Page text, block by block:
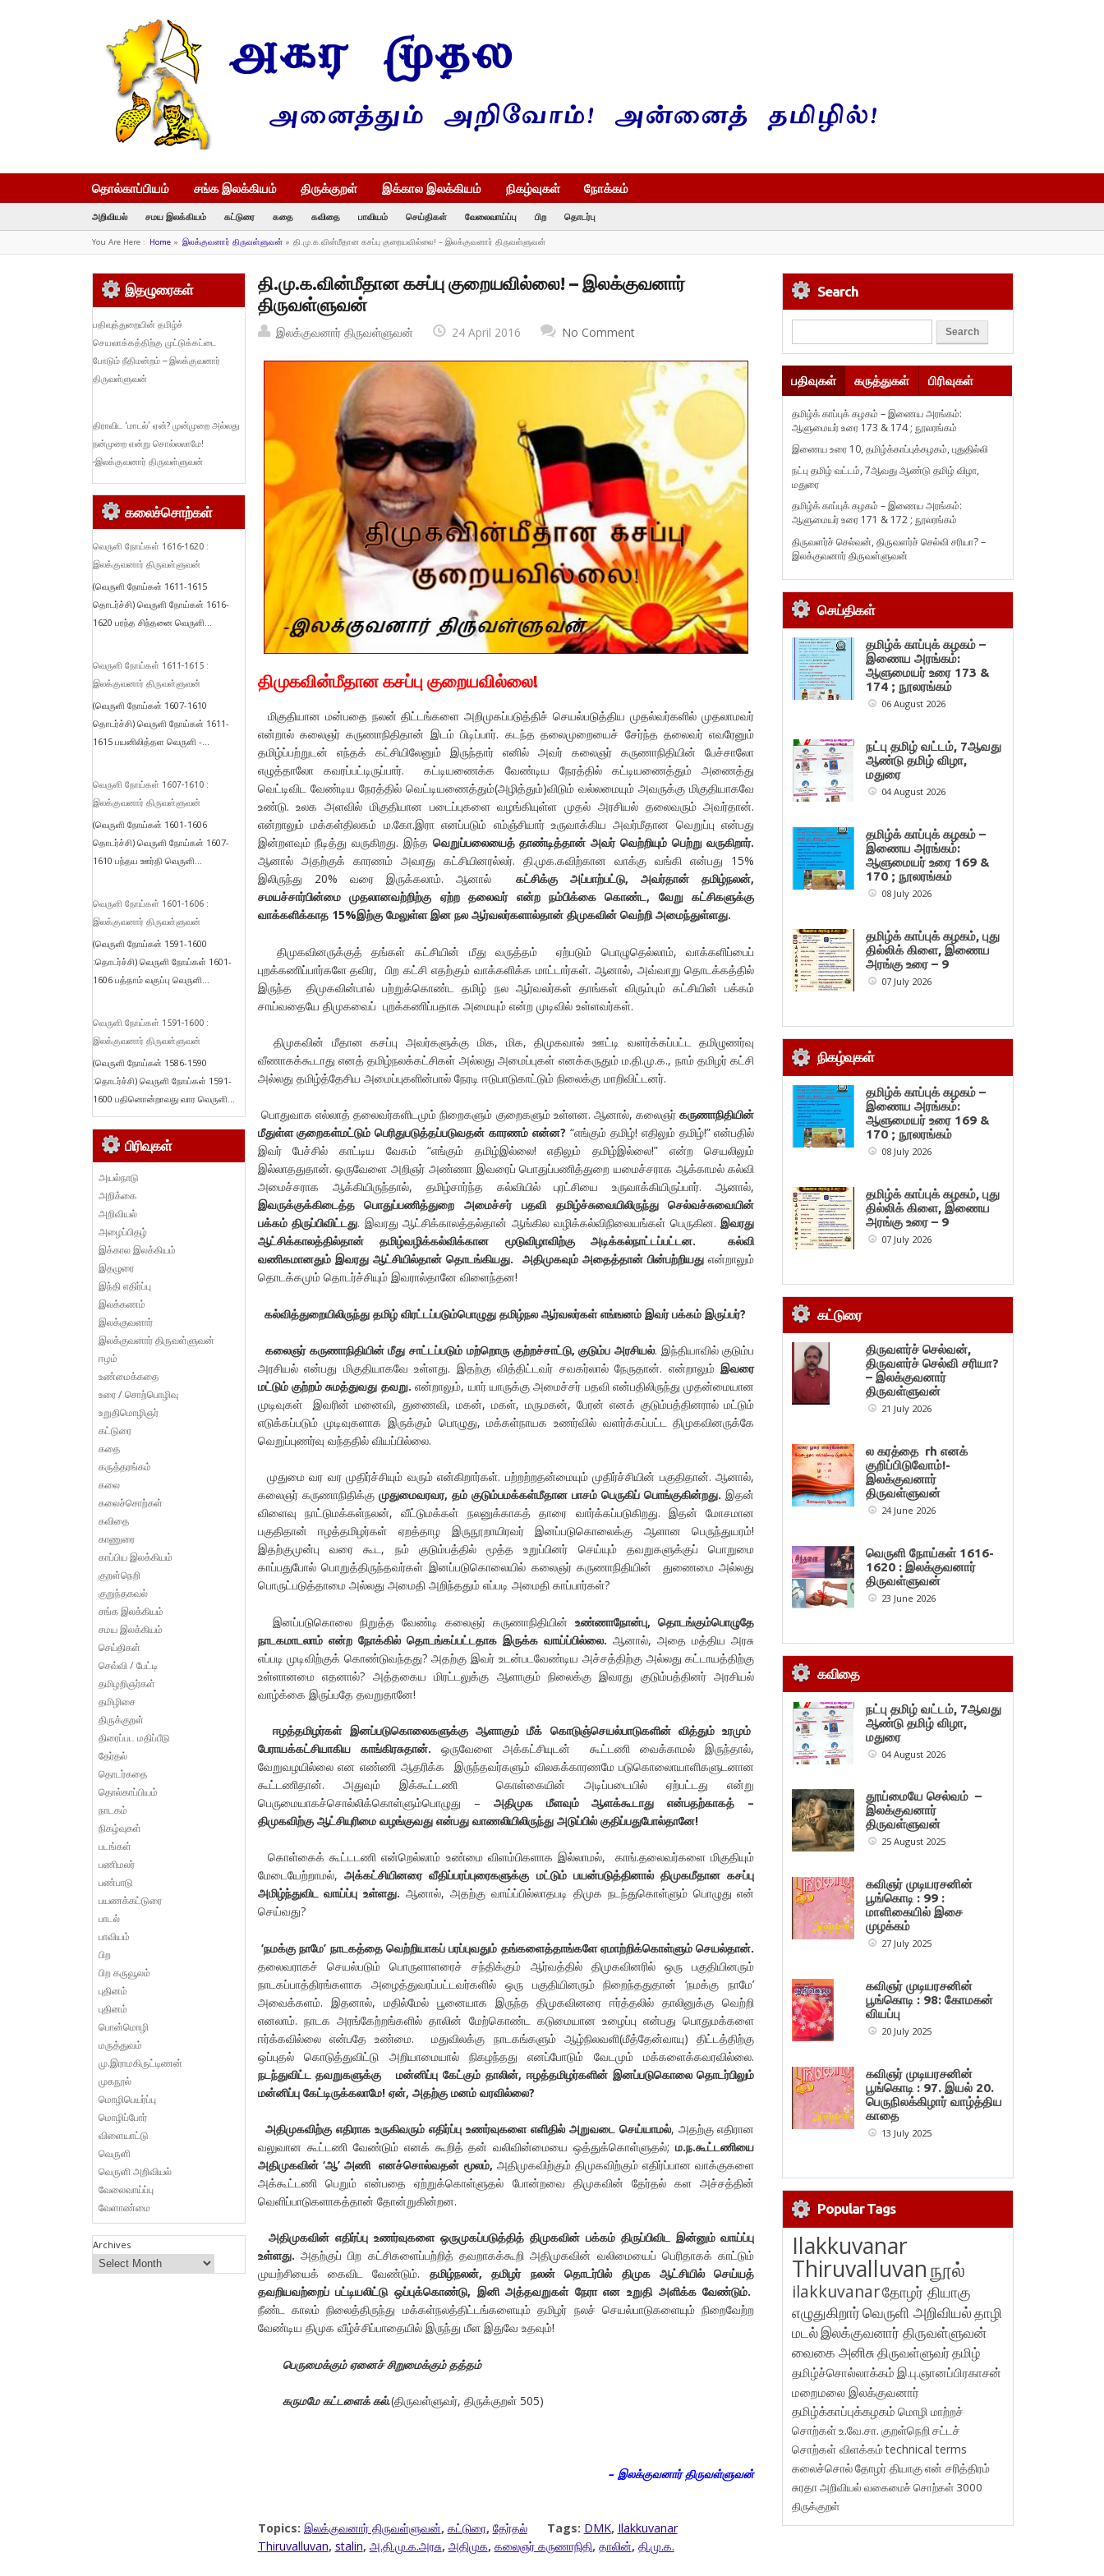
தொல்காப்பியம் சங்க இலக்கியம் திருக்குறள் இக்கால இலக்கியம் நிகழ்வுகள் நோக்கம்
அறிவியல் சமய இலக்கியம் கட்டுரை கதை கவிதை பாவியம் செய்திகள் வேலைவாய்ப்பு பிற தொடர்பு
You Are Here : Home» இலக்குவனார் திருவள்ளுவன்» தி.மு.க.வின்மீதான கசப்பு குறையவில்லை! – இலக்குவனார் திருவள்ளுவன்
தி.மு.க.வின்மீதான கசப்பு குறையவில்லை! – இலக்குவனார்
திருவள்ளுவன்
இலக்குவனார் திருவள்ளுவன் 24 April 2016 No Comment
திமுகவின்மீதான கசப்பு குறையவில்லை!
மிகுதியான மன்பதை நலன் திட்டங்களை அறிமுகப்படுத்திச் செயல்படுத்திய முதல்வர்களில் முதலாமவர்
என்றால் கலைஞர் கருணாநிதிதான் இடம் பிடிப்பார். கடந்த தலைமுறையைச் சேர்ந்த தலைவர் எவரேனும்
தமிழ்ப்பற்றுடன் எந்தக் கட்சியிலேனும் இருந்தார் எனில் அவர் கலைஞர் கருணாநிதியின் பேச்சாலோ
எழுத்தாலோ கவரப்பட்டிருப்பார். கட்டியணைக்க வேண்டிய நேரத்தில் கட்டியணைத்தும் அணைத்து
வெட்டிவிட வேண்டிய நேரத்தில் வெட்டியணைத்தும்(அழித்தும்)விடும் வல்லமையும் அவருக்கு மிகுதியாகவே
உண்டு. உலக அளவில் மிகுதியான படைப்புகளை வழங்கியுள்ள முதல் அரசியல் தலைவரும் அவர்தான்.
என்றாலும் மக்கள்திலகம் ம.கோ.இரா எனப்படும் எம்ஞ்சியார் உருவாக்கிய அவர்மீதான வெறுப்பு என்பது
இன்றளவும் நீடித்து வருகிறது. இந்த வெறுப்பலையைத் தாண்டித்தான் அவர் வெற்றியும் பெற்று வருகிறார்.
ஆனால் அதற்குக் காரணம் அவரது கட்சியினரல்லர். தி.முக.கவிற்கான வாக்கு வங்கி என்பது 15%
இலிருந்து 20% வரை இருக்கலாம். ஆனால்கட்சிக்கு அப்பாற்பட்டு, அவர்தான் தமிழ்நலன்,
சமயச்சார்பின்மை முதலானவற்றிற்கு ஏற்ற தலைவர் என்ற நம்பிக்கை கொண்ட, வேறு கட்சிகளுக்கு
வாக்களிக்காத 15%இற்கு மேலுள்ள இன நல ஆர்வலர்களால்தான் திமுகவின் வெற்றி அமைந்துள்ளது.
திமுகவினருக்குத் தங்கள் கட்சியின் மீது வருத்தம் ஏற்படும் பொழுதெல்லாம், வாக்களிப்பைப்
புறக்கணிப்பார்களே தவிர, பிற கட்சி எதற்கும் வாக்களிக்க மாட்டார்கள். ஆனால், அவ்வாறு தொடக்கத்தில்
இருந்த திமுகவின்பால் பற்றுக்கொண்ட தமிழ் நல ஆர்வலர்கள் தாங்கள் விரும்பும் கட்சியின் பக்கம்
சாய்வதையே திமுகவைப் புறக்கணிப்பதாக அமையும் என்ற முடிவில் உள்ளவர்கள்.
திமுகவின் மீதான கசப்பு அவர்களுக்கு மிக, மிக, திமுகவால் ஊட்டி வளர்க்கப்பட்ட தமிழுணர்வு
வீணாகக்கூடாது எனத் தமிழ்நலக்கட்சிகள் அல்லது அமைப்புகள் எனக்கருதும் ம.தி.மு.க., நாம் தமிழர் கட்சி
அல்லது தமிழ்த்தேசிய அமைப்புகளின்பால் நேரடி ஈடுபாடுகாட்டும் நிலைக்கு மாறிவிட்டனர்.
பொதுவாக எல்லாத் தலைவர்களிடமும் நிறைகளும் குறைகளும் உள்ளன. ஆனால், கலைஞர்கருணாநிதியின்
மீதுள்ள குறைகள்மட்டும் பெரிதுபடுத்தப்படுவதன் காரணம் என்ன? “எங்கும் தமிழ்! எதிலும் தமிழ்!” என்பதில்
இவர் பேச்சில் காட்டிய வேகம் “எங்கும் தமிழ்இல்லை! எதிலும் தமிழ்இல்லை!” என்ற செயலிலும்
இல்லாததுதான். ஒருவேளை அறிஞர் அண்ணா இவரைப் பொதுப்பணித்துறை யமைச்சராக ஆக்காமல் கல்வி
அமைச்சராக ஆக்கியிருந்தால், தமிழ்சார்ந்த கல்வியில் புரட்சியை உருவாக்கியிருப்பார். ஆனால்,
இவருக்குக்கிடைத்த பொதுப்பணித்துறை
அமைச்சர் பதவி தமிழ்ச்சுவையிலிருந்து செல்வச்சுவையின்
பக்கம் திருப்பிவிட்டது. இவரது ஆட்சிக்காலத்தல்தான் ஆங்கில வழிக்கல்விநிலையங்கள் பெருகின.இவரது
ஆட்சிக்காலத்தில்தான் தமிழ்வழிக்கல்விக்கான மூடுவிழாவிற்கு அடிக்கல்நாட்டப்பட்டன. கல்வி
வணிகமானதும் இவரது ஆட்சியில்தான் தொடங்கியது. அதிமுகவும் அதைத்தான் பின்பற்றியது என்றாலும்
தொடக்கமும் தொடர்ச்சியும் இவரால்தானே விளைந்தன!
கல்வித்துறையிலிருந்து தமிழ் விரட்டப்படும்பொழுது தமிழ்நல ஆர்வலர்கள் எங்ஙனம் இவர் பக்கம் இருப்பர்?
கலைஞர் கருணாநிதியின் மீது சாட்டப்படும் மற்றொரு குற்றச்சாட்டு, குடும்ப அரசியல். இந்தியாவில் குடும்ப
அரசியல் என்பது மிகுதியாகவே உள்ளது. இதற்கு வித்திட்டவர் சவகர்லால் நேருதான். என்றாலும்இவரை
மட்டும் குற்றம் சுமத்துவது தவறு.என்றாலும், யார் யாருக்கு அமைச்சர் பதவி என்பதிலிருந்து முதன்மையான
முடிவுகள் இவரின் மனைவி, துணைவி, மகன், மகள், மருமகன், பேரன் எனக் குடும்பத்தினரால் மட்டும்
எடுக்கப்படும் முடிவுகளாக இருக்கும் பொழுது, மக்கள்நாயக உணர்வில் வளர்க்கப்பட்ட திமுகவினருக்கே
வெறுப்புணர்வு வந்ததில் வியப்பில்லை.
முதுமை வர வர முதிர்ச்சியும் வரும் என்கிறார்கள். பற்றற்றதன்மையும் முதிர்ச்சியின் பகுதிதான். ஆனால்,
கலைஞர் கருணாநிதிக்கு முதுமைவரவர, தம் குடும்பமக்கள்மீதான பாசம் பெருகிப் பொங்குகின்றது.இதன்
விளைவு நாட்டுமக்கள்நலன், வீட்டுமக்கள் நலனுக்காகத் தாரை வார்க்கப்படுகிறது. இதன் மோசமான
பகுதிதான் ஈழத்தமிழர்கள் ஏறத்தாழ இருநூறாயிரவர் இனப்படுகொலைக்கு ஆளான பெருந்துயரம்!
இதற்குமுன்பு வரை கூட, நம் குடும்பத்தில் மூத்த உறுப்பினர் செய்யும் தவறுகளுக்குப் பொறுமை
காப்பதுபோல் பொறுத்திருந்தவர்கள் இனப்படுகொலையில் கலைஞர் கருணாநிதியின் துணைமை அல்லது
பொருட்படுத்தாமை அல்லது அமைதி அறிந்ததும் எப்படி அமைதி காப்பார்கள்?
இனப்படுகொலை நிறுத்த வேண்டி கலைஞர் கருணாநிதியின்உண்ணாநோன்பு,தொடங்கும்பொழுதே
நாடகமாடலாம் என்ற நோக்கில் தொடங்கப்பட்டதாக இருக்க வாய்ப்பில்லை. ஆனால், அதை மத்திய அரசு
எப்படி முடிவிற்குக் கொண்டுவந்தது? அதற்கு இவர் உடன்படவேண்டிய அச்சத்திற்கு அல்லது கட்டாயத்திற்கு
உள்ளானமை எதனால்? அத்தகைய மிரட்டலுக்கு ஆளாகும் நிலைக்கு இவரது குடும்பத்தினர் அரசியல்
வாழ்க்கை இருப்பதே தவறுதானே!
ஈழத்தமிழர்கள் இனப்படுகொலைகளுக்கு ஆளாகும் மீக் கொடுஞ்செயல்பாடுகளின் வித்தும் உரமும்
பேராயக்கட்சியாகிய காங்கிரசுதான். ஒருவேளை அக்கட்சியுடன் கூட்டணி வைக்காமல் இருந்தால்,
வேறுவழயில்லை என எண்ணி ஆதரிக்க இருந்தவர்களும் விலகக்காரணமே படுகொலைாயாளிகளுடனான
கூட்டணிதான். அதுவும் இக்கூட்டணி கொள்கையின் அடிப்படையில் ஏற்பட்டது என்று
பெருமையாகச்சொல்லிக்கொள்ளும்பொழுது – அதிமுக மீளவும் ஆளக்கூடாது என்பதற்காகத் –
திமுகவிற்கு ஆட்சியுரிமை வழங்குவது என்பது வாணலியிலிருந்து அடுப்பில் குதிப்பதுபோல்தானே!
கொள்கைக் கூட்டடணி என்றெல்லாம் உண்மை விளம்பிகளாக இல்லாமல், காங்.தலைவர்களை மிகுதியும்
மேடையேற்றாமல், அக்கட்சியினரை வீதிப்பரப்புரைகளுக்கு மட்டும் பயன்படுத்தினால் திமுகமீதான கசப்பு
அமிழ்ந்துவிட வாய்ப்பு உள்ளது. ஆனால், அதற்கு வாய்ப்பில்லாதபடி திமுக நடந்துகொள்ளும் பொழுது என்
செய்வது?
‘நமக்கு நாமே’ நாடகத்தை வெற்றியாகப் பரப்புவதும் தங்களைத்தாங்களே ஏமாற்றிக்கொள்ளும் செயல்தான்.
தலைவராகச் செயல்படும் பொருளாளரைச் சந்திக்கும் ஆர்வத்தில் திமுகவினரில் ஒரு பகுதியினரும்
நாடகப்பாத்திரங்களாக அழைத்துவரப்பட்டவர்களில் ஒரு பகுதியினரும் நிறைந்ததுதான் ‘நமக்கு நாமே’
அவைக்களம். இதனால், மதில்மேல் பூனையாக இருந்த திமுகவினரை ஈர்த்தலில் தாலினுக்கு வெற்றி
எனலாம். நாடக அரங்கேற்றங்களில் தாலின் மேற்கொண்ட கடுமையான உழைப்பு என்பது பொதுமக்களை
ஈர்க்கவில்லை என்பதே உண்மை. மதுவிலக்கு நாடகங்களும் ஆழ்நிலவளி(மீத்தேன்வாயு) திட்டத்திற்கு
ஒப்புதல் கொடுத்துவிட்டு அறியாமையால் நிகழந்தது எனப்போடும் வேடமும் மக்களைக்கவரவில்லை.
நடந்துவிட்ட தவறுகளுக்கு மன்னிப்பு கேட்கும் தாலின், ஈழத்தமிழர்களின் இனப்படுகொலை தொடர்பிலும்
மன்னிப்பு கேட்டிருக்கலாமே! ஏன், அதற்கு மனம் வரவில்லை?
அதிமுகவிற்கு எதிராக உருகிவரும் எதிர்ப்பு உணர்வுகளை எளிதில் அறுவடை செய்யாமல், அதற்கு எதிரான
வலுவான கூட்டணி வேண்டும் எனக் கூறித் தன் வலிவின்மையை ஒத்துக்கொள்ளுதல்;ம.ந.கூட்டணியை
அதிமுகவின் ‘ஆ’ அணி எனச்சொல்வதன் மூலம், அதிமுகவிற்கும் திமுகவிற்கும் எதிர்ப்பான வாக்குகளை
அக்கூட்டணி பெறும் என்பதை ஏற்றுக்கொள்ளுதல் போன்றவை திமுகவின் தேர்தல் கள அச்சத்தின்
வெளிப்பாடுகளாகத்தான் தோன்றுகின்றன.
அதிமுகவின் எதிர்ப்பு உணர்வுகளை ஒருமுகப்படுத்தித் திமுகவின் பக்கம் திருப்பிவிட இன்னும் வாய்ப்பு
உள்ளது. அதற்குப் பிற கட்சிகளைப்பற்றித் தவறாகக்கூறி அதிமுகவின் வலிமையைப் பெரிதாகக் காட்டும்
முயற்சியைக் கைவிட வேண்டும். தமிழ்நலன், தமிழர் நலன் தொடர்பில் திமுக ஆட்சியில் செய்யத்
தவறியவற்றைப் பட்டியலிட்டு ஒப்புக்கொண்டு, இனி அத்தவறுகள் நேரா என உறுதி அளிக்க வேண்டும்.
நீண்ட காலம் நிலைத்திருந்து மக்கள்நலத்திட்டங்களையும் தமிழர் நலச் செயல்பாடுகளையும் நிறைவேற்ற
வேண்டிய திமுக வீழ்ச்சிப்பாதையில் இருந்து மீள இதுவே உதவும்!
பெருமைக்கும் ஏனைச் சிறுமைக்கும் தத்தம்
கருமமே கட்டளைக் கல்.(திருவள்ளுவர், திருக்குறள் 505)
– இலக்குவனார் திருவள்ளுவன்
Topics: இலக்குவனார் திருவள்ளுவன், கட்டுரை, தேர்தல் Tags: DMK, Ilakkuvanar
Thiruvalluvan, stalin, அ.தி.மு.க.அரசு, அதிமுக, கலைஞர் கருணாநிதி, தாலின், தி.மு.க.
இதழுரைகள்
பதிவுத்துறையின் தமிழ்ச்
செயலாக்கத்திற்கு முட்டுக்கட்டை
போடும் நீதிமன்றம் – இலக்குவனார்
திருவள்ளுவன்
திராவிட ‘மாடல்’ ஏன்? முன்முறை அல்லது
நன்முறை என்று சொல்லலாமே!
-இலக்குவனார் திருவள்ளுவன்
கலைச்சொற்கள்
வெருளி நோய்கள் 1616-1620 :
இலக்குவனார் திருவள்ளுவன்
(வெருளி நோய்கள் 1611-1615
தொடர்ச்சி) வெருளி நோய்கள் 1616-
1620 பரந்த சிந்தனை வெருளி...
வெருளி நோய்கள் 1611-1615 :
இலக்குவனார் திருவள்ளுவன்
(வெருளி நோய்கள் 1607-1610
தொடர்ச்சி) வெருளி நோய்கள் 1611-
1615 பயனிலித்தள வெருளி -...
வெருளி நோய்கள் 1607-1610 :
இலக்குவனார் திருவள்ளுவன்
(வெருளி நோய்கள் 1601-1606
தொடர்ச்சி) வெருளி நோய்கள் 1607-
1610 பந்தய ஊர்தி வெருளி...
வெருளி நோய்கள் 1601-1606 :
இலக்குவனார் திருவள்ளுவன்
(வெருளி நோய்கள் 1591-1600
:தொடர்ச்சி) வெருளி நோய்கள் 1601-
1606 பத்தாம் வகுப்பு வெருளி...
வெருளி நோய்கள் 1591-1600 :
இலக்குவனார் திருவள்ளுவன்
(வெருளி நோய்கள் 1586-1590
:தொடர்ச்சி) வெருளி நோய்கள் 1591-
1600 பதினொன்றாவது வார வெருளி...
பிரிவுகள்
அயல்நாடு
அறிக்கை
அறிவியல்
அழைப்பிதழ்
இக்கால இலக்கியம்
இதழுரை
இந்தி எதிர்ப்பு
இலக்கணம்
இலக்குவனார்
இலக்குவனார் திருவள்ளுவன்
ஈழம்
உண்மைக்கதை
உரை / சொற்பொழிவு
உறுதிமொழிஞர்
கட்டுரை
கதை
கருத்தரங்கம்
கலை
கலைச்சொற்கள்
கவிதை
காணுரை
காப்பிய இலக்கியம்
குறள்நெறி
குறுந்தகவல்
சங்க இலக்கியம்
சமய இலக்கியம்
செய்திகள்
செவ்வி / பேட்டி
தமிழறிஞர்கள்
தமிழிசை
திருக்குறள்
திரைப்பட மதிப்பீடு
தேர்தல்
தொடர்கதை
தொல்காப்பியம்
நாடகம்
நிகழ்வுகள்
படங்கள்
பணிமலர்
பண்பாடு
பயணக்கட்டுரை
பாடல்
பாவியம்
பிற
பிற கருவூலம்
புதினம்
புதினம்
பொன்மொழி
மருத்துவம்
மு.இராமகிருட்டிணன்
முகநூல்
மொழிபெயர்ப்பு
மொழிப்போர்
விளையாட்டு
வெருளி
வெருளி அறிவியல்
வேலைவாய்ப்பு
வேளாண்மை
Archives
Search
பதிவுகள் கருத்துகள் பிரிவுகள்
தமிழ்க் காப்புக் கழகம் – இணைய அரங்கம்:
ஆளுமையர் உரை 173 & 174 ; நூலரங்கம்
இணைய உரை 10, தமிழ்க்காப்புக்கழகம், புதுதில்லி
நட்பு தமிழ் வட்டம், 7ஆவது ஆண்டு தமிழ் விழா,
மதுரை
தமிழ்க் காப்புக் கழகம் – இணைய அரங்கம்:
ஆளுமையர் உரை 171 & 172 ; நூலரங்கம்
திருவளர்ச் செல்வன், திருவளர்ச் செல்வி சரியா? –
இலக்குவனார் திருவள்ளுவன்
செய்திகள்
தமிழ்க் காப்புக் கழகம் –
இணைய அரங்கம்:
ஆளுமையர் உரை 173 &
174 ; நூலரங்கம்
06 August 2026
நட்பு தமிழ் வட்டம், 7ஆவது
ஆண்டு தமிழ் விழா,
மதுரை
04 August 2026
தமிழ்க் காப்புக் கழகம் –
இணைய அரங்கம்:
ஆளுமையர் உரை 169 &
170 ; நூலரங்கம்
08 July 2026
தமிழ்க் காப்புக் கழகம், புது
தில்லிக் கிளை, இணைய
அரங்கு உரை – 9
07 July 2026
நிகழ்வுகள்
தமிழ்க் காப்புக் கழகம் –
இணைய அரங்கம்:
ஆளுமையர் உரை 169 &
170 ; நூலரங்கம்
08 July 2026
தமிழ்க் காப்புக் கழகம், புது
தில்லிக் கிளை, இணைய
அரங்கு உரை – 9
07 July 2026
கட்டுரை
திருவளர்ச் செல்வன்,
திருவளர்ச் செல்வி சரியா?
– இலக்குவனார்
திருவள்ளுவன்
21 July 2026
ல கரத்தை rh எனக்
குறிப்பிடுவோம்!-
இலக்குவனார்
திருவள்ளுவன்
24 June 2026
வெருளி நோய்கள் 1616-
1620 : இலக்குவனார்
திருவள்ளுவன்
23 June 2026
கவிதை
நட்பு தமிழ் வட்டம், 7ஆவது
ஆண்டு தமிழ் விழா,
மதுரை
04 August 2026
தூய்மையே செல்வம் –
இலக்குவனார்
திருவள்ளுவன்
25 August 2025
கவிஞர் முடியரசனின்
பூங்கொடி : 99 :
மாளிகையில் இசை
முழக்கம்
27 July 2025
கவிஞர் முடியரசனின்
பூங்கொடி : 98: கோமகன்
வியப்பு
20 July 2025
கவிஞர் முடியரசனின்
பூங்கொடி : 97. இயல் 20.
பெருநிலக்கிழார் வாழ்த்திய
காதை
13 July 2025
Popular Tags
Ilakkuvanar
Thiruvalluvanநூல்
ilakkuvanarதோழர் தியாகு
எழுதுகிறார்வெருளி அறிவியல்தாழி
மடல்இலக்குவனார் திருவள்ளுவன்
வைகை அனிசுதிருவள்ளுவர்தமிழ்
தமிழ்ச்சொல்லாக்கம் இ.பு.ஞானப்பிரகாசன்
மறைமலை இலக்குவனார்
தமிழ்க்காப்புக்கழகம் மொழி மாற்றச்
சொற்கள்உ.வே.சா. குறள்நெறி சட்டச்
சொற்கள் விளக்கம்technical terms
கலைச்சொல்தோழர் தியாகுஎன் சரித்திரம்
சுரதாஅறிவியல் வகைமைச் சொற்கள் 3000
திருக்குறள்